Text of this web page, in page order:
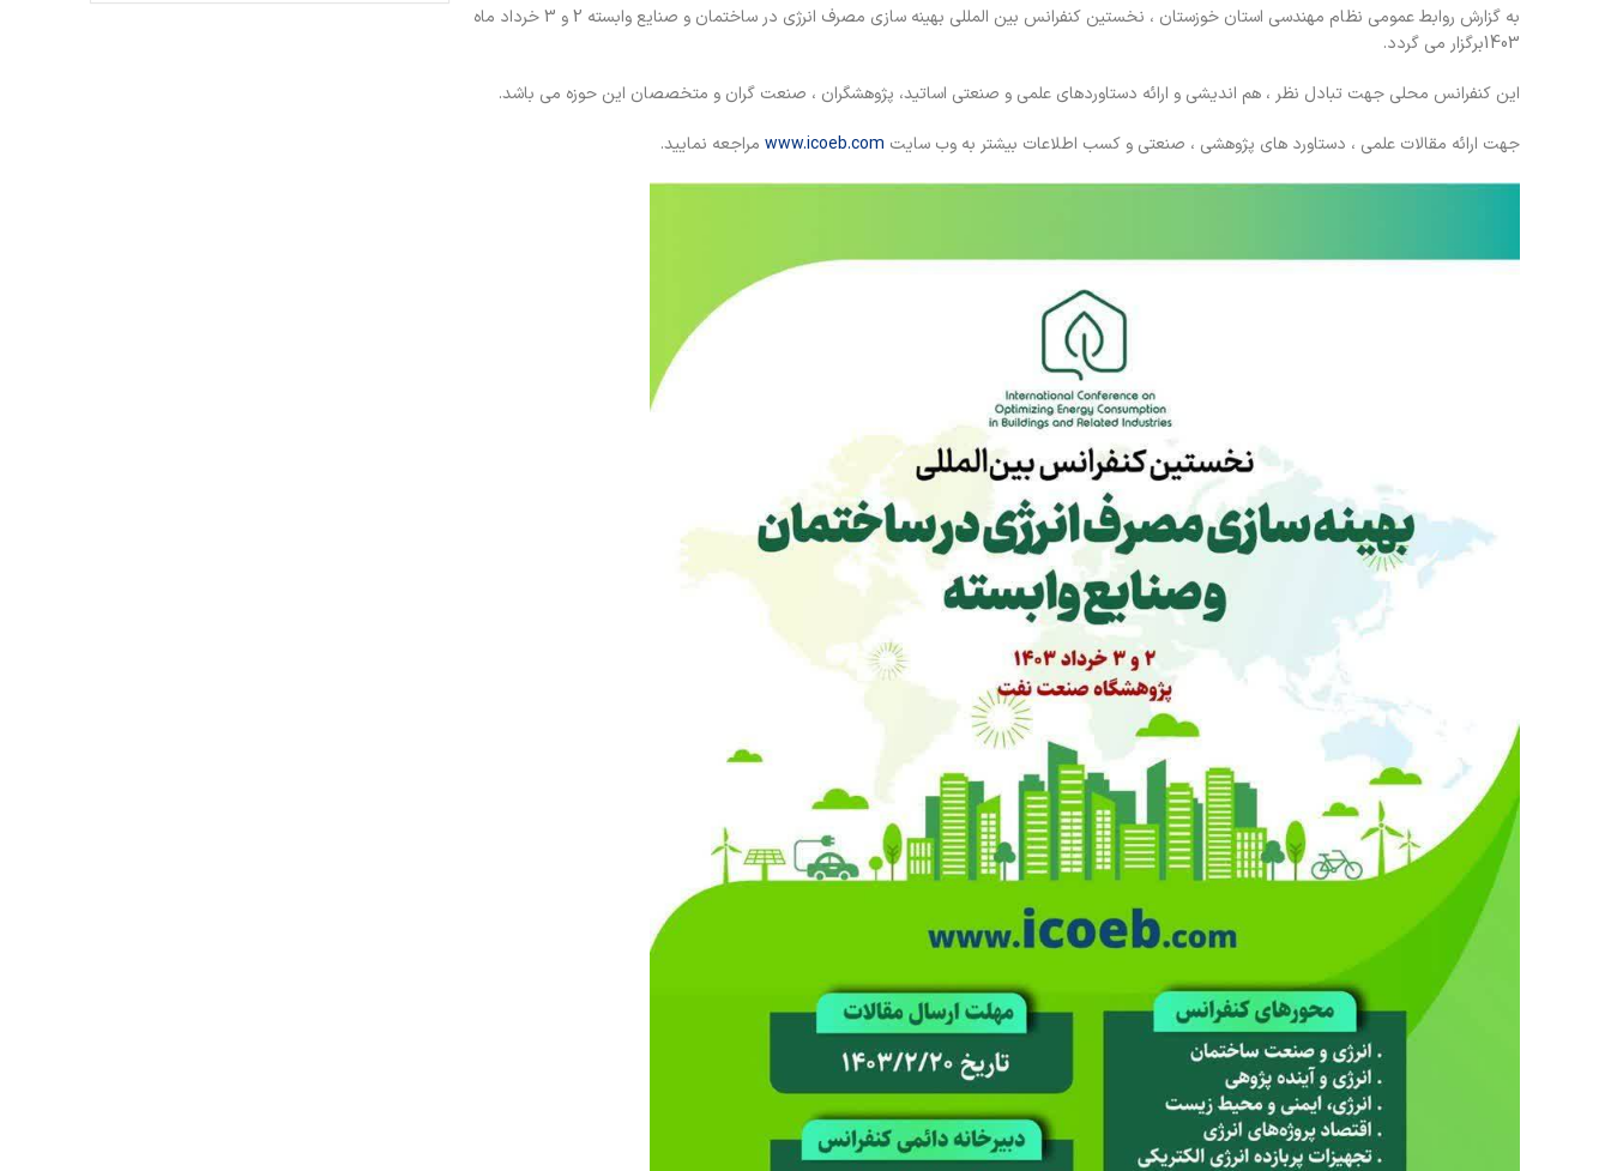
به گزارش روابط عمومی نظام مهندسی استان خوزستان ، نخستین کنفرانس بین المللی بهینه سازی مصرف انرژی در ساختمان و صنایع وابسته 2 و 3 خرداد ماه
1403برگزار می گردد.
این کنفرانس محلی جهت تبادل نظر ، هم اندیشی و ارائه دستاوردهای علمی و صنعتی اساتید، پژوهشگران ، صنعت گران و متخصصان این حوزه می باشد.
جهت ارائه مقالات علمی ، دستاورد های پژوهشی ، صنعتی و کسب اطلاعات بیشتر به وب سایت www.icoeb.com مراجعه نمایید.